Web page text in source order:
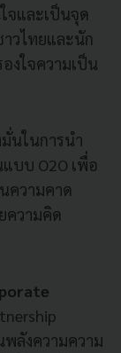
จและเป็นจุด
วไทยและนัก
งใจความเป็น
นในการนำ
บบ O2O เพื่อ
ความคาด
ความคิด
ลังความความ